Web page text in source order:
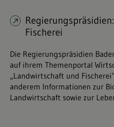
Fischerei
Die Regierungspräsidien
auf ihrem Themenportal
„Landwirtschaft und
anderem Informationen zur
Landwirtschaft sowie zur